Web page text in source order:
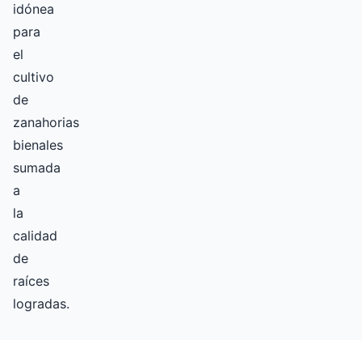
idónea
para
el
cultivo
de
zanahorias
bienales
sumada
a
la
calidad
de
raíces
logradas.